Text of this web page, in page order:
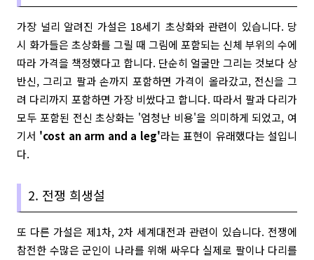
가장 널리 알려진 가설은 18세기 초상화와 관련이 있습니다. 당
시 화가들은 초상화를 그릴 때 그림에 포함되는 신체 부위의 수에
따라 가격을 책정했다고 합니다. 단순히 얼굴만 그리는 것보다 상
반신, 그리고 팔과 손까지 포함하면 가격이 올라갔고, 전신을 그
려 다리까지 포함하면 가장 비쌌다고 합니다. 따라서 팔과 다리가
모두 포함된 전신 초상화는 '엄청난 비용'을 의미하게 되었고, 여
기서 'cost an arm and a leg'라는 표현이 유래했다는 설입니
다.
2. 전쟁 희생설
또 다른 가설은 제1차, 2차 세계대전과 관련이 있습니다. 전쟁에
참전한 수많은 군인이 나라를 위해 싸우다 실제로 팔이나 다리를